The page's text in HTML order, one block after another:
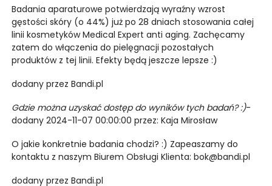
Badania aparaturowe potwierdzają wyraźny wzrost
gęstości skóry (o 44%) już po 28 dniach stosowania całej
linii kosmetyków Medical Expert anti aging. Zachęcamy
zatem do włączenia do pielęgnacji pozostałych
produktów z tej linii. Efekty będą jeszcze lepsze :)
dodany przez Bandi.pl
Gdzie można uzyskać dostęp do wyników tych badań? :)-
dodany 2024-11-07 00:00:00 przez: Kaja Mirosław
O jakie konkretnie badania chodzi? :) Zapeaszamy do
kontaktu z naszym Biurem Obsługi Klienta:bok@bandi.pl
dodany przez Bandi.pl